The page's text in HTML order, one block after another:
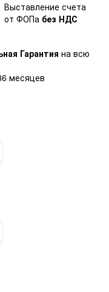
Выставление счета
от ФОПа без НДС
Гарантия на всю
месяцев